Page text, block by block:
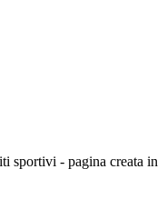
sportivi - pagina creata in